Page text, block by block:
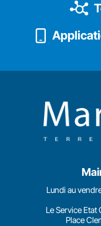
Lundi au
Le Service Etat
Place